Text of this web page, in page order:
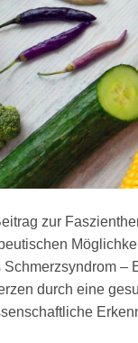
zur
Schmerzsyndrom –
durch eine